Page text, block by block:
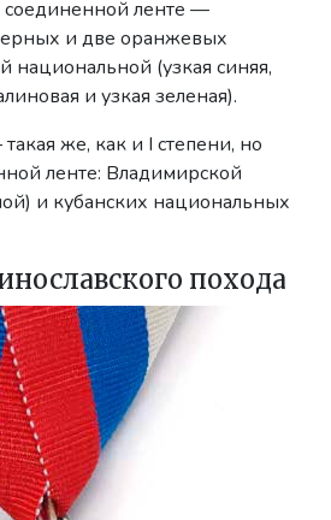
соединенной ленте —
и две оранжевых
национальной (узкая синяя,
и узкая зеленая).
же, как и I степени, но
ленте: Владимирской
и кубанских националь­ных
похода